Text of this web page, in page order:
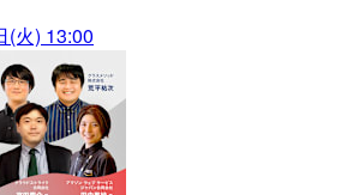
(火) 13:00